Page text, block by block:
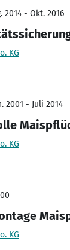
2014 - Okt. 2016
KG
2001 - Juli 2014
KG
KG